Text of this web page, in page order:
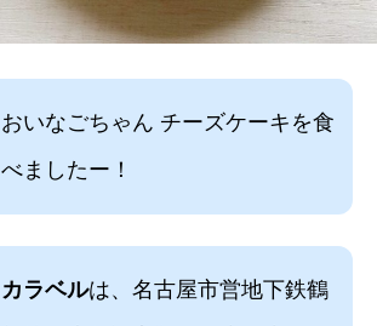
おいなごちゃん チーズケーキを食
べましたー！
カラベルは、名古屋市営地下鉄鶴